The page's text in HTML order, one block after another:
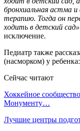
бронхиальная астма
терапию. Тогда он
ходить в детский сад»
исключение.
Педиатр также
(насморком) у ребенка:
Сейчас читают
Хоккейное
Монументу…
Лучшие центры